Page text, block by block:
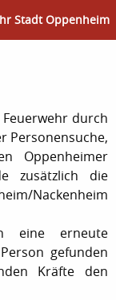
Stadt Oppenheim
Feuerwehr durch
Personensuche,
Oppenheimer
zusätzlich die
Nackenheim
eine erneute
gefunden
Kräfte den